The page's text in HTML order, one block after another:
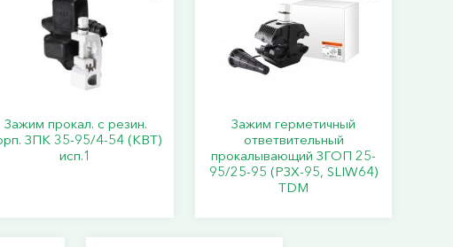
Зажим прокал. с резин.
ЗПК 35-95/4-54 (КВТ)
исп.1
Зажим герметичный
ответвительный
прокалывающий ЗГОП 25-
95/25-95 (РЗХ-95, SLIW64)
TDM